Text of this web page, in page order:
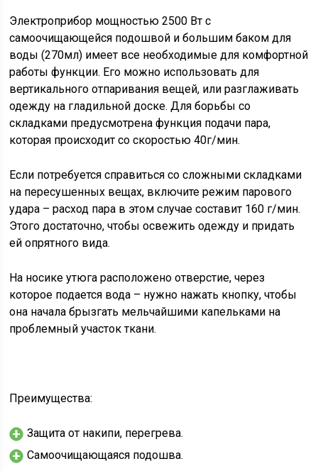
Электроприбор мощностью 2500 Вт с
самоочищающейся подошвой и большим баком для
воды (270мл) имеет все необходимые для комфортной
работы функции. Его можно использовать для
вертикального отпаривания вещей, или разглаживать
одежду на гладильной доске. Для борьбы со
складками предусмотрена функция подачи пара,
которая происходит со скоростью 40г/мин.
Если потребуется справиться со сложными складками
на пересушенных вещах, включите режим парового
удара – расход пара в этом случае составит 160 г/мин.
Этого достаточно, чтобы освежить одежду и придать
ей опрятного вида.
На носике утюга расположено отверстие, через
которое подается вода – нужно нажать кнопку, чтобы
она начала брызгать мельчайшими капельками на
проблемный участок ткани.
Преимущества:
Защита от накипи, перегрева.
Самоочищающаяся подошва.